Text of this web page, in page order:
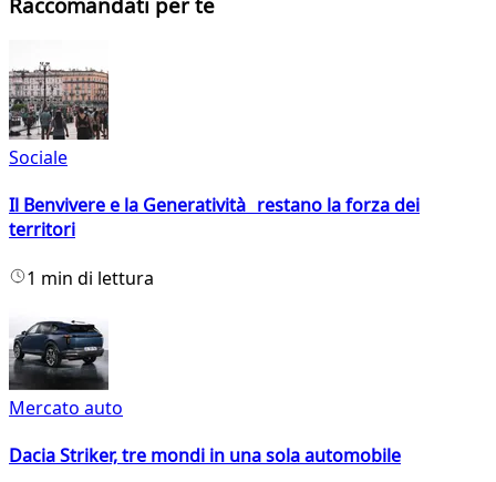
Sociale
Il Benvivere e la Generatività restano la forza dei
territori
1 min di lettura
Mercato auto
Dacia Striker, tre mondi in una sola automobile